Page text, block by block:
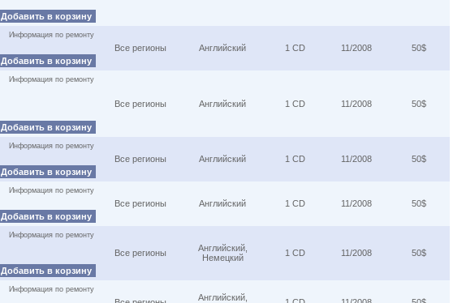
Добавить в корзину
Информация по ремонту
Добавить в корзину
Все регионы Английский 1 CD 11/2008 50$
Информация по ремонту
Добавить в корзину
Все регионы Английский 1 CD 11/2008 50$
Информация по ремонту
Добавить в корзину
Все регионы Английский 1 CD 11/2008 50$
Информация по ремонту
Добавить в корзину
Все регионы Английский 1 CD 11/2008 50$
Информация по ремонту
Добавить в корзину
Все регионы
Английский,
Немецкий
1 CD 11/2008 50$
Информация по ремонту
Английский,